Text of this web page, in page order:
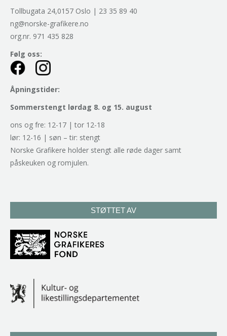
Tollbugata 24,0157 Oslo | 23 35 89 40
ng@norske-grafikere.no
org.nr. 971 435 828
Følg oss:
Åpningstider:
Sommerstengt lørdag 8. og 15. august
ons og fre: 12-17 | tor 12-18
lør: 12-16 | søn – tir: stengt
Norske Grafikere holder stengt alle røde dager samt
påskeuken og romjulen.
STØTTET AV